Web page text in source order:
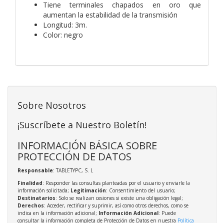
Tiene terminales chapados en oro que
aumentan la estabilidad de la transmisión
Longitud: 3m.
Color: negro
Sobre Nosotros
¡Suscríbete a Nuestro Boletín!
INFORMACIÓN BÁSICA SOBRE
PROTECCIÓN DE DATOS
Responsable: TABLETYPC, S. L
Finalidad: Responder las consultas planteadas por el usuario y enviarle la
información solicitada; Legitimación: Consentimiento del usuario;
Destinatarios: Solo se realizan cesiones si existe una obligación legal;
Derechos: Acceder, rectificar y suprimir, así como otros derechos, como se
indica en la información adicional; Información Adicional: Puede
consultar la información completa de Protección de Datos en nuestra Política